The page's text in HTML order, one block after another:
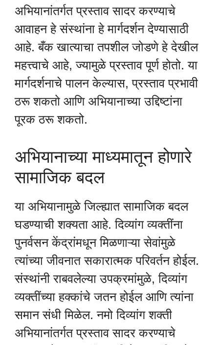
अभियानांतर्गत प्रस्ताव सादर करण्याचे
आवाहन हे संस्थांना हे मार्गदर्शन देण्यासाठी
आहे. बँक खात्याचा तपशील जोडणे हे देखील
महत्त्वाचे आहे, ज्यामुळे प्रस्ताव पूर्ण होतो. या
मार्गदर्शनाचे पालन केल्यास, प्रस्ताव प्रभावी
ठरू शकतो आणि अभियानाच्या उद्दिष्टांना
पूरक ठरू शकतो.
अभियानाच्या माध्यमातून होणारे
सामाजिक बदल
या अभियानामुळे जिल्ह्यात सामाजिक बदल
घडण्याची शक्यता आहे. दिव्यांग व्यक्तींना
पुनर्वसन केंद्रांमधून मिळणाऱ्या सेवांमुळे
त्यांच्या जीवनात सकारात्मक परिवर्तन होईल.
संस्थांनी राबवलेल्या उपक्रमांमुळे, दिव्यांग
व्यक्तींच्या हक्कांचे जतन होईल आणि त्यांना
समान संधी मिळेल. नमो दिव्यांग शक्ती
अभियानांतर्गत प्रस्ताव सादर करण्याचे